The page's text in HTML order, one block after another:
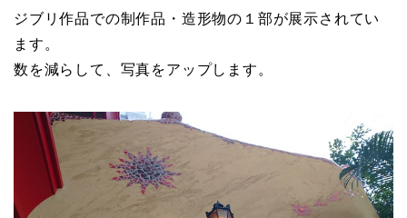
ジブリ作品での制作品・造形物の１部が展示されてい
ます。
数を減らして、写真をアップします。